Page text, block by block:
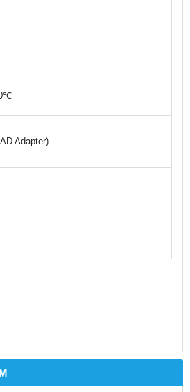
Adapter)